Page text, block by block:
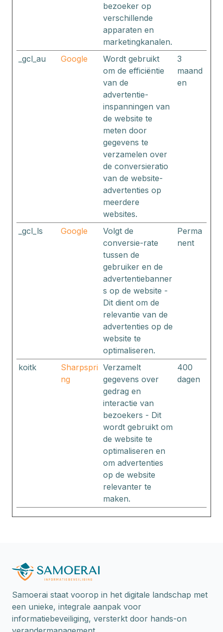
bezoeker op
verschillende
apparaten en
marketingkanalen.
_gcl_au Google
Wordt gebruikt
om de efficiëntie
van de
advertentie-
inspanningen van
de website te
meten door
gegevens te
verzamelen over
de conversieratio
van de website-
advertenties op
meerdere
websites.
3
maand
en
_gcl_ls Google
Volgt de
conversie-rate
tussen de
gebruiker en de
advertentiebanner
s op de website -
Dit dient om de
relevantie van de
advertenties op de
website te
optimaliseren.
Perma
nent
koitk
Sharpspri
ng
Verzamelt
gegevens over
gedrag en
interactie van
bezoekers - Dit
wordt gebruikt om
de website te
optimaliseren en
om advertenties
op de website
relevanter te
maken.
400
dagen
Samoerai staat voorop in het digitale landschap met
een unieke, integrale aanpak voor
informatiebeveiliging, versterkt door hands-on